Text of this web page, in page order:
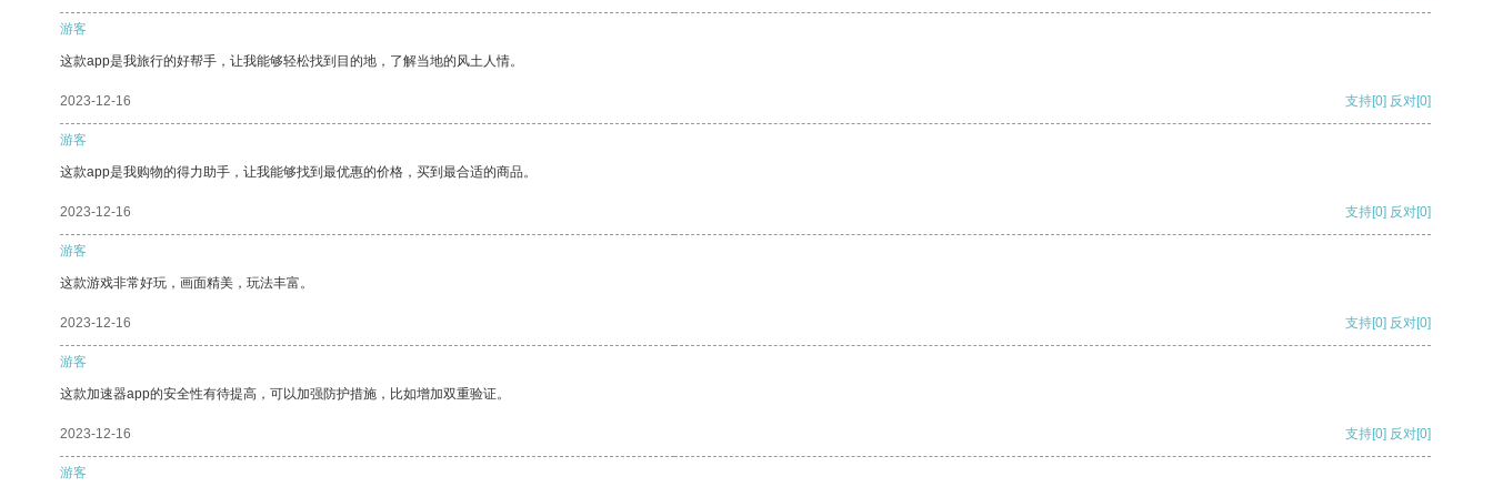
游客
这款app是我旅行的好帮手，让我能够轻松找到目的地，了解当地的风土人情。
2023-12-16 支持[0] 反对[0]
游客
这款app是我购物的得力助手，让我能够找到最优惠的价格，买到最合适的商品。
2023-12-16 支持[0] 反对[0]
游客
这款游戏非常好玩，画面精美，玩法丰富。
2023-12-16 支持[0] 反对[0]
游客
这款加速器app的安全性有待提高，可以加强防护措施，比如增加双重验证。
2023-12-16 支持[0] 反对[0]
游客